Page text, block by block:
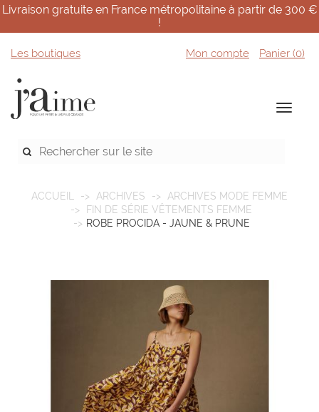
Livraison gratuite en France métropolitaine à partir de 300 €
!
Les boutiques Mon compte Panier (0)
ACCUEIL ARCHIVES
ARCHIVES MODE FEMME
FIN DE SÉRIE VÊTEMENTS FEMME
ROBE PROCIDA - JAUNE & PRUNE